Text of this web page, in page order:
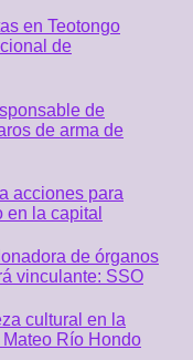
en Teotongo
de
de
de arma de
acciones para
la capital
de órganos
vinculante: SSO
cultural en la
Río Hondo